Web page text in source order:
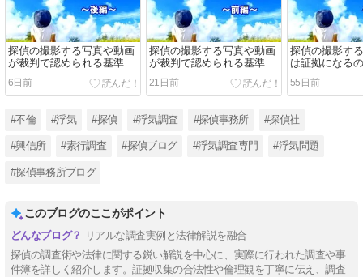
探偵の撮影する写真や動画
が裁判で認められる基準は
あるの？～後編～【探偵・
浮気調査ブログ】
6日前
探偵の撮影する写真や動画
が裁判で認められる基準は
あるの？～前編～【探偵・
浮気調査ブログ】
21日前
探偵の撮影す
は証拠になる
【探偵・浮気
55日前
#不倫 #浮気 #探偵 #浮気調査 #探偵事務所 #探偵社
#興信所 #素行調査 #探偵ブログ #浮気調査専門 #浮気問題
#探偵事務所ブログ
このブログのここがポイント
リアルな調査実例と法律解説を融合
探偵の調査術や法律に関する鋭い解説を中心に、実際に行われた調査や事
件簿を詳しく紹介します。証拠収集の合法性や倫理観を丁寧に伝え、調査